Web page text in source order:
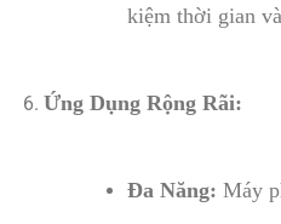
kiệm thời gian
Ứng Dụng Rộng Rãi:
Đa Năng: Máy